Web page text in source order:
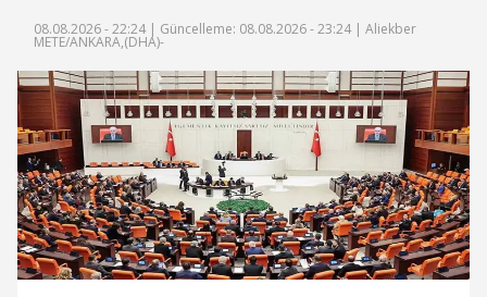
08.08.2026 - 22:24 | Güncelleme: 08.08.2026 - 23:24 | Aliekber
METE/ANKARA,(DHA)-